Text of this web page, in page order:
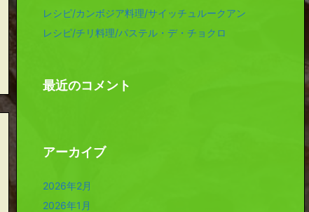
レシピ/カンボジア料理/サイッチュルークアン
レシピ/チリ料理/パステル・デ・チョクロ
最近のコメント
アーカイブ
2026年2月
2026年1月